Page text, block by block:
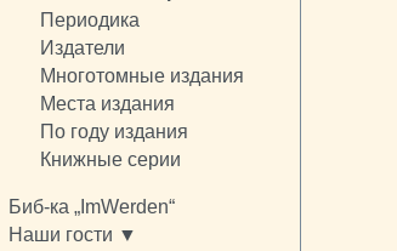
Периодика
Издатели
Многотомные издания
Места издания
По году издания
Книжные серии
Биб-ка „ImWerden“
Наши гости ▼